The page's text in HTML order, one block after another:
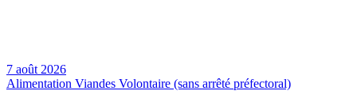
7 août 2026
Alimentation Viandes Volontaire (sans arrêté préfectoral)